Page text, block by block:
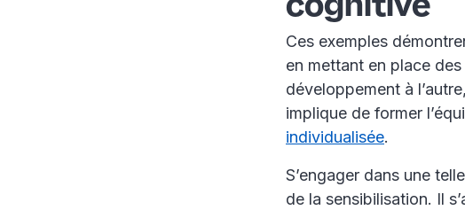
Ces exemples
en mettant en place
développement à
implique de former
individualisée.
S’engager dans une
de la sensibilisation. Il